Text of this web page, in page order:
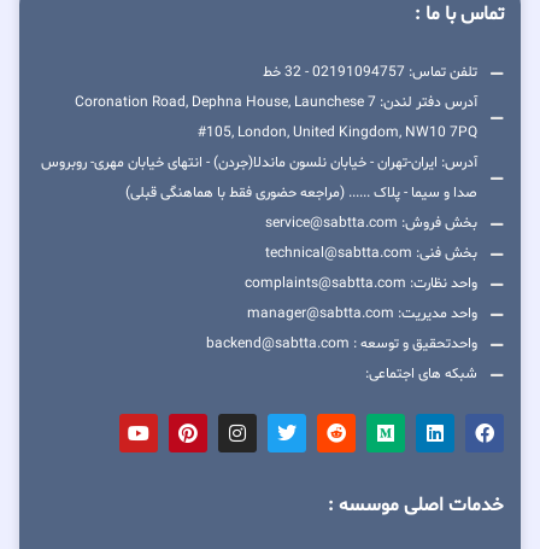
تماس با ما :
تلفن تماس: 02191094757 - 32 خط
آدرس دفتر لندن: 7 Coronation Road, Dephna House, Launchese
#105, London, United Kingdom, NW10 7PQ
آدرس: ایران-تهران - خیابان نلسون ماندلا(جردن) - انتهای خیابان مهری- روبروس
صدا و سیما - پلاک ...... (مراجعه حضوری فقط با هماهنگی قبلی)
بخش فروش: service@sabtta.com
بخش فنی: technical@sabtta.com
واحد نظارت: complaints@sabtta.com
واحد مدیریت: manager@sabtta.com
واحدتحقیق و توسعه : backend@sabtta.com
شبکه های اجتماعی:
خدمات اصلی موسسه :